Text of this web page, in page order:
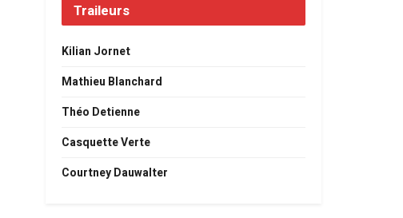
Traileurs
Kilian Jornet
Mathieu Blanchard
Théo Detienne
Casquette Verte
Courtney Dauwalter